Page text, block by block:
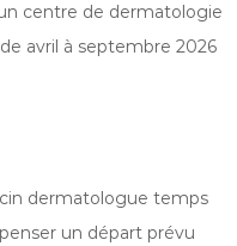
centre de dermatologie
avril à septembre 2026
dermatologue temps
un départ prévu